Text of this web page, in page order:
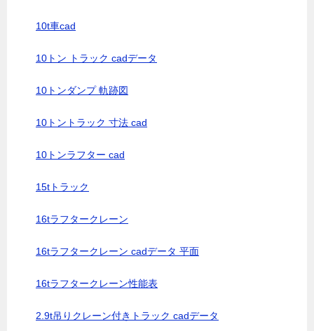
10t車cad
10トン トラック cadデータ
10トンダンプ 軌跡図
10トントラック 寸法 cad
10トンラフター cad
15tトラック
16tラフタークレーン
16tラフタークレーン cadデータ 平面
16tラフタークレーン性能表
2.9t吊りクレーン付きトラック cadデータ